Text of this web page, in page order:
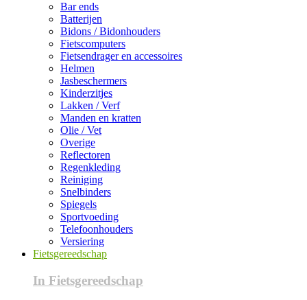
Bar ends
Batterijen
Bidons / Bidonhouders
Fietscomputers
Fietsendrager en accessoires
Helmen
Jasbeschermers
Kinderzitjes
Lakken / Verf
Manden en kratten
Olie / Vet
Overige
Reflectoren
Regenkleding
Reiniging
Snelbinders
Spiegels
Sportvoeding
Telefoonhouders
Versiering
Fietsgereedschap
In Fietsgereedschap